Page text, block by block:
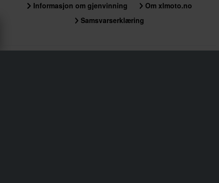
Informasjon om gjenvinning
Om xlmoto.no
Samsvarserklæring